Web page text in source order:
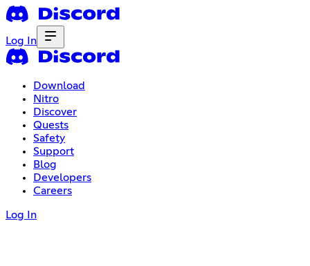
Log In
Download
Nitro
Discover
Quests
Safety
Support
Blog
Developers
Careers
Log In